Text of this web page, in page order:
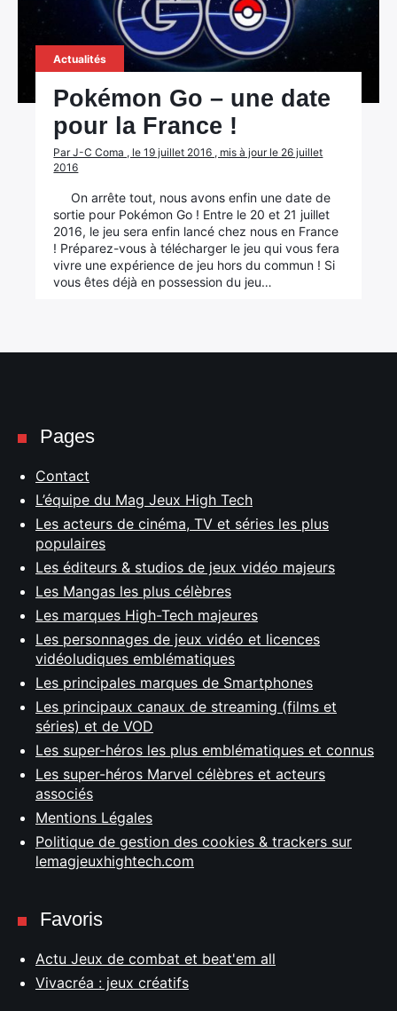
Actualités
Pokémon Go – une date
pour la France !
Par J-C Coma , le 19 juillet 2016 , mis à jour le 26 juillet
2016
On arrête tout, nous avons enfin une date de
sortie pour Pokémon Go ! Entre le 20 et 21 juillet
2016, le jeu sera enfin lancé chez nous en France
! Préparez-vous à télécharger le jeu qui vous fera
vivre une expérience de jeu hors du commun ! Si
vous êtes déjà en possession du jeu…
Pages
Contact
L’équipe du Mag Jeux High Tech
Les acteurs de cinéma, TV et séries les plus
populaires
Les éditeurs & studios de jeux vidéo majeurs
Les Mangas les plus célèbres
Les marques High-Tech majeures
Les personnages de jeux vidéo et licences
vidéoludiques emblématiques
Les principales marques de Smartphones
Les principaux canaux de streaming (films et
séries) et de VOD
Les super-héros les plus emblématiques et connus
Les super-héros Marvel célèbres et acteurs
associés
Mentions Légales
Politique de gestion des cookies & trackers sur
lemagjeuxhightech.com
Favoris
Actu Jeux de combat et beat'em all
Vivacréa : jeux créatifs